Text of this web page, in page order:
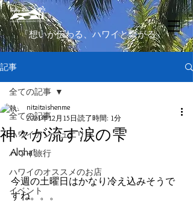
​「想いが伝わる、ハワイと繋がる」
記事
全ての記事
ハワイアンジュエリー
ハワイ旅行
ハワイのオススメのお店
イベント
全ての記事
神々が流す涙の雫
nitaitaishenme
2021年12月15日 読了時間: 1分
Aloha!
今週の土曜日はかなり冷え込みそうで
すね。。。